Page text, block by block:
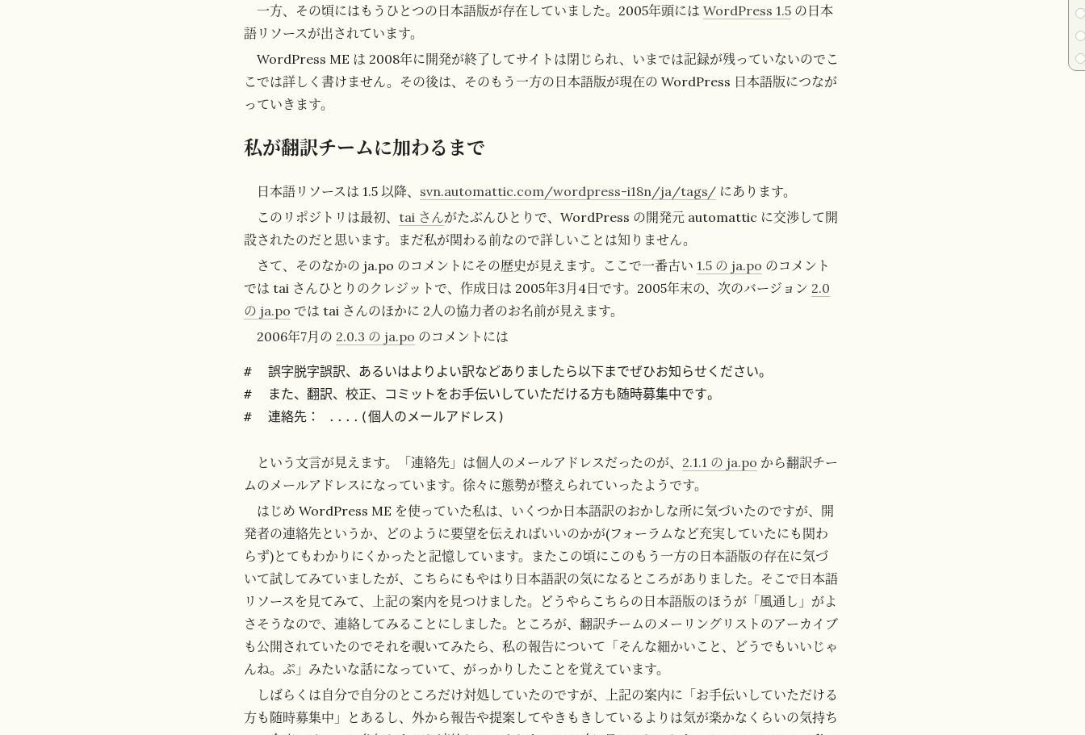
一方、その頃にはもうひとつの日本語版が存在していました。2005年頭にはWordPress 1.5 の日本
語リソースが出されています。
WordPress ME は 2008年に開発が終了してサイトは閉じられ、いまでは記録が残っていないのでこ
こでは詳しく書けません。その後は、そのもう一方の日本語版が現在の WordPress 日本語版につなが
っていきます。
私が翻訳チームに加わるまで
日本語リソースは 1.5 以降、 svn.automattic.com/wordpress-i18n/ja/tags/ にあります。
このリポジトリは最初、tai さんがたぶんひとりで、WordPress の開発元 automattic に交渉して開
設されたのだと思います。まだ私が関わる前なので詳しいことは知りません。
さて、そのなかの ja.po のコメントにその歴史が見えます。ここで一番古い 1.5 の ja.po のコメント
では tai さんひとりのクレジットで、作成日は 2005年3月4日です。2005年末の、次のバージョン 2.0
の ja.po では tai さんのほかに 2人の協力者のお名前が見えます。
2006年7月の 2.0.3 の ja.po のコメントには
#  誤字脱字誤訳、あるいはよりよい訳などありましたら以下までぜひお知らせください。
#  また、翻訳、校正、コミットをお手伝いしていただける方も随時募集中です。
という文言が見えます。「連絡先」は個人のメールアドレスだったのが、 2.1.1 の ja.po から翻訳チー
ムのメールアドレスになっています。徐々に態勢が整えられていったようです。
はじめ WordPress ME を使っていた私は、いくつか日本語訳のおかしな所に気づいたのですが、開
発者の連絡先というか、どのように要望を伝えればいいのかが(フォーラムなど充実していたにも関わ
らず)とてもわかりにくかったと記憶しています。またこの頃にこのもう一方の日本語版の存在に気づ
いて試してみていましたが、こちらにもやはり日本語訳の気になるところがありました。そこで日本語
リソースを見てみて、上記の案内を見つけました。どうやらこちらの日本語版のほうが「風通し」がよ
さそうなので、連絡してみることにしました。ところが、翻訳チームのメーリングリストのアーカイブ
も公開されていたのでそれを覗いてみたら、私の報告について「そんな細かいこと、どうでもいいじゃ
んね。ぷ」みたいな話になっていて、がっかりしたことを覚えています。
しばらくは自分で自分のところだけ対処していたのですが、上記の案内に「お手伝いしていただける
方も随時募集中」とあるし、外から報告や提案してやきもきしているよりは気が楽かなくらいの気持ち